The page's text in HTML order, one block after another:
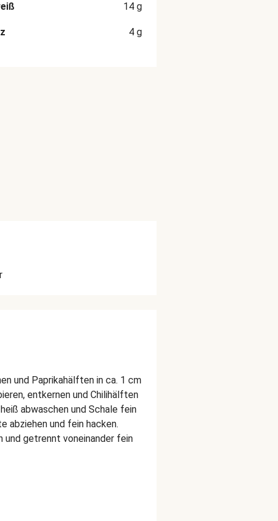
14 g
4 g
und Paprikahälften in ca. 1 cm
entkernen und Chilihälften
abwaschen und Schale fein
abziehen und fein hacken.
getrennt voneinander fein